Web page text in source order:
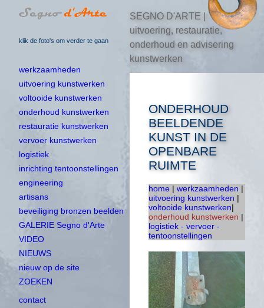
klik de foto's om verder te gaan
SEGNO D'ARTE |
uitvoering, restauratie,
onderhoud en advisering
kunstwerken
werkzaamheden
uitvoering kunstwerken
voltooide kunstwerken
onderhoud kunstwerken
restauratie kunstwerken
vervoer kunstwerken
logistiek
inrichting tentoonstellingen
engineering
artisans
beveiliging bronzen beelden
GALERIE Segno d'Arte
VIDEO
NIEUWS
nieuw op de site
ZOEKEN
contact
ONDERHOUD
BEELDENDE
KUNST IN DE
OPENBARE
RUIMTE
home | werkzaamheden |
uitvoering kunstwerken |
voltooide kunstwerken|
onderhoud kunstwerken |
logistiek - vervoer -
tentoonstellingen